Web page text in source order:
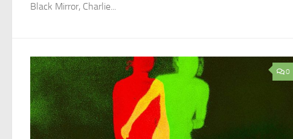
Black Mirror, Charlie...
0